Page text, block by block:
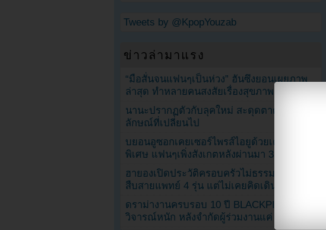
Tweets by @KpopYouzab
ข่าวล่ามาแรง
“มือสั่นจนแฟนๆเป็นห่วง” ฮันซึงยอนเผยภาพ
ล่าสุด ทำหลายคนสงสัยเรื่องสุขภาพ
นานะปรากฏตัวกับลุคใหม่ สะดุดตาด้วยภาพ
ลักษณ์ที่เปลี่ยนไป
บยอนอูซอกเคยเซอร์ไพรส์ไอยูด้วยเค้กสั่งทำ
พิเศษ แฟนๆเพิ่งสังเกตหลังผ่านมา 3 เดือน
ฮายองเปิดประวัติครอบครัวไม่ธรรมดา
สืบสายแพทย์ 4 รุ่น แต่ไม่เคยคิดเดินตามรอย
ดราม่างานครบรอบ 10 ปี BLACKPINK แฟน
วิจารณ์หนัก หลังจำกัดผู้ร่วมงานแค่ 40 คน